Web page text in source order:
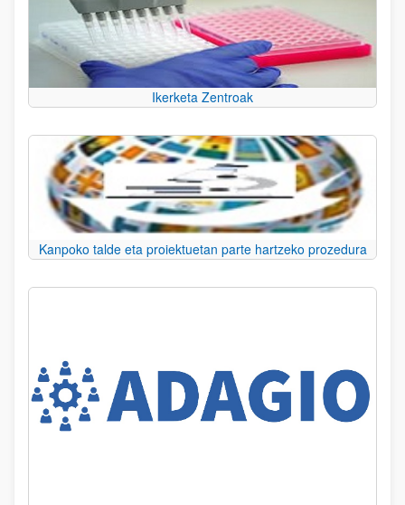
Ikerketa Zentroak
Kanpoko talde eta proiektuetan parte hartzeko prozedura